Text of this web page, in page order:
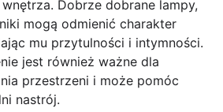
Dobrze dobrane lampy,
mogą odmienić charakter
mu przytulności i intymności.
jest również ważne dla
przestrzeni i może pomóc
nastrój.